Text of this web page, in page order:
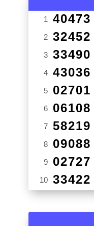
1 40473
2 32452
3 33490
4 43036
5 02701
6 06108
7 58219
8 09088
9 02727
10 33422